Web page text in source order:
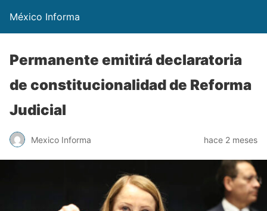
México Informa
Permanente emitirá declaratoria
de constitucionalidad de Reforma
Judicial
Mexico Informa hace 2 meses